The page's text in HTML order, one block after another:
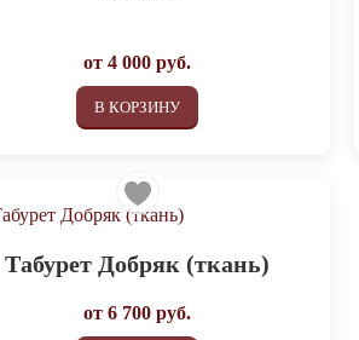
от4 000 руб.
В КОРЗИНУ
Табурет Добряк (ткань)
от6 700 руб.